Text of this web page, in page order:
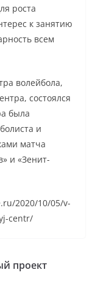
роста
к занятию
всем
волейбола,
состоялся
была
и
матча
и «Зенит-
2020/10/05/v-
centr/
проект